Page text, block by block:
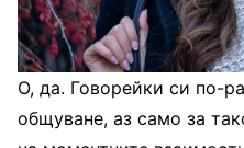
О, да. Говорейки си по-
общуване, аз само за